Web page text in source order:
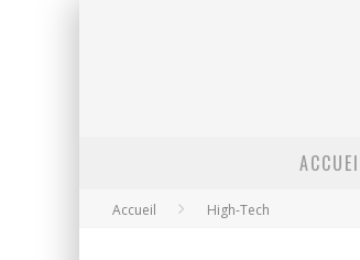
Accueil High-Tech